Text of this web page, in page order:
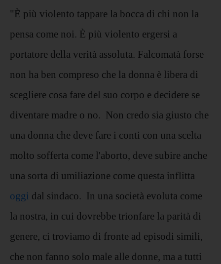
"È più violento tappare la bocca di chi non la
pensa come noi. È più violento ergersi a
portatore della verità assoluta. Falcomatà forse
non ha ben compreso che la donna è libera di
scegliere cosa fare del suo corpo e decidere se
diventare madre o no. Non credo sia giusto che
una donna che deve fare i conti con una scelta
molto sofferta come l'aborto, deve subire anche
una sorta di umiliazione come questa inflitta
oggi dal sindaco. In una società evoluta come
la nostra, in cui dovrebbe trionfare la parità di
genere, ci troviamo di fronte ad episodi simili,
che non fanno solo male alle donne, ma a tutti